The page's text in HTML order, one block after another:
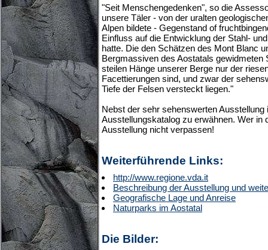
"Seit Menschengedenken", so die
unsere Täler - von der uralten
Alpen bildete - Gegenstand of
Einfluss auf die Entwicklung der Stahl-
hatte. Die den Schätzen des Mont Blanc
Bergmassiven des Aostatals gewidmeten
steilen Hänge unserer Berge nur der
Facettierungen sind, und zwar der
Tiefe der Felsen versteckt liegen."
Nebst der sehr sehenswerten
Ausstellungskatalog zu erwähnen. Wer in
Ausstellung nicht verpassen!
Weiterführende Links:
http://www.regione.vda.it
Beschreibung der Ausstellung und
Geografische Lage und Anreise
Naturparks im Aostatal
Die Bilder: